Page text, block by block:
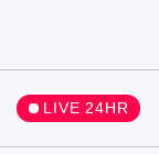
LIVE 24HR